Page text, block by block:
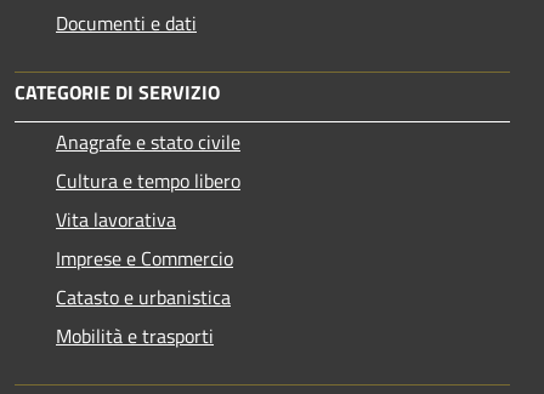
Documenti e dati
CATEGORIE DI SERVIZIO
Anagrafe e stato civile
Cultura e tempo libero
Vita lavorativa
Imprese e Commercio
Catasto e urbanistica
Mobilità e trasporti